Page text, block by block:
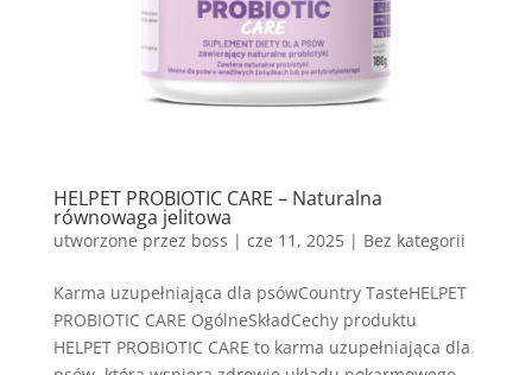
HELPET PROBIOTIC CARE – Naturalna
równowaga jelitowa
utworzone przez boss | cze 11, 2025| Bez kategorii
Karma uzupełniająca dla psówCountry TasteHELPET
PROBIOTIC CARE OgólneSkładCechy produktu
HELPET PROBIOTIC CARE to karma uzupełniająca dla